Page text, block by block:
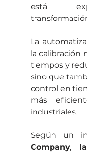
está
La
la calibración
tiempos y
sino que
control en
más
industriales.
Según un
Company,